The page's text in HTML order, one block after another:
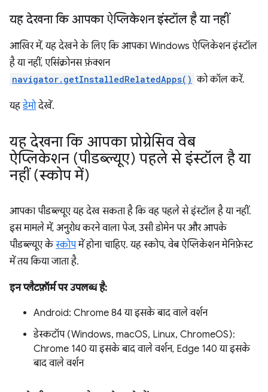
यह देखना कि आपका ऐप्लिकेशन इंस्टॉल है या नहीं
आखिर में, यह देखने के लिए कि आपका Windows ऐप्लिकेशन इंस्टॉल
है या नहीं, एसिंक्रोनस फ़ंक्शन
navigator.getInstalledRelatedApps() को कॉल करें.
यहडेमोदेखें.
यह देखना कि आपका प्रोग्रेसिव वेब
ऐप्लिकेशन (पीडब्ल्यूए) पहले से इंस्टॉल है या
नहीं (स्कोप में)
आपका पीडब्ल्यूए यह देख सकता है कि वह पहले से इंस्टॉल है या नहीं.
इस मामले में, अनुरोध करने वाला पेज, उसी डोमेन पर और आपके
पीडब्ल्यूए केस्कोपमें होना चाहिए. यह स्कोप, वेब ऐप्लिकेशन मेनिफ़ेस्ट
में तय किया जाता है.
इन प्लैटफ़ॉर्म पर उपलब्ध है:
Android: Chrome 84 या इसके बाद वाले वर्शन
डेस्कटॉप (Windows, macOS, Linux, ChromeOS):
Chrome 140 या इसके बाद वाले वर्शन, Edge 140 या इसके
बाद वाले वर्शन